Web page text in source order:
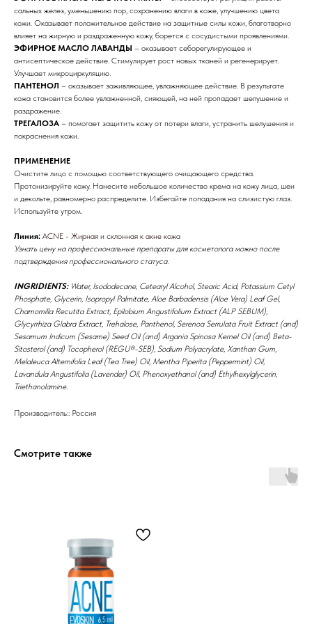
сальных желез, уменьшению пор, сохранению влаги в коже, улучшению цвета
кожи. Оказывает положительное действие на защитные силы кожи, благотворно
влияет на жирную и раздраженную кожу, борется с сосудистыми проявлениями.
ЭФИРНОЕ МАСЛО ЛАВАНДЫ – оказывает себорегулирующее и
антисептическое действие. Стимулирует рост новых тканей и регенерирует.
Улучшает микроциркуляцию.
ПАНТЕНОЛ – оказывает заживляющее, увлажняющее действие. В результате
кожа становится более увлажненной, сияющей, на ней пропадает шелушение и
раздражение.
ТРЕГАЛОЗА – помогает защитить кожу от потери влаги, устранить шелушения и
покраснения кожи.
ПРИМЕНЕНИЕ
Очистите лицо с помощью соответствующего очищающего средства.
Протонизируйте кожу. Нанесите небольшое количество крема на кожу лица, шеи
и декольте, равномерно распределите. Избегайте попадания на слизистую глаз.
Используйте утром.
Линия: АCNE - Жирная и склонная к акне кожа
Узнать цену на профессиональные препараты для косметолога можно после
подтверждения профессионального статуса.
INGRIDIENTS: Water, Isododecane, Cetearyl Alcohol, Stearic Acid, Potassium Cetyl
Phosphate, Glycerin, Isopropyl Palmitate, Aloe Barbadensis (Aloe Vera) Leaf Gel,
Chamomilla Recutita Extract, Epilobium Angustifolium Extract (ALP SEBUM),
Glycyrrhiza Glabra Extract, Trehalose, Panthenol, Serenoa Serrulata Fruit Extract (and)
Sesamum Indicum (Sesame) Seed Oil (and) Argania Spinosa Kernel Oil (and) Beta-
Sitosterol (and) Tocopherol (REGU®-SEB), Sodium Polyacrylate, Xanthan Gum,
Melaleuca Alternifolia Leaf (Tea Tree) Oil, Mentha Piperita (Peppermint) Oil,
Lavandula Angustifolia (Lavender) Oil, Phenoxyethanol (and) Ethylhexylglycerin,
Triethanolamine.
Производитель:: Россия
Смотрите также
Бренды
Профессиональная
косметика
Препараты косметолога
Доставка